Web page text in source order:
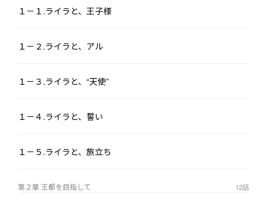
【毎週月、火曜日19時更新です】
１－１.ライラと、王子様
１－２.ライラと、アル
１－３.ライラと、“天使”
１－４.ライラと、誓い
１－５.ライラと、旅立ち
第２章 王都を目指して 12話